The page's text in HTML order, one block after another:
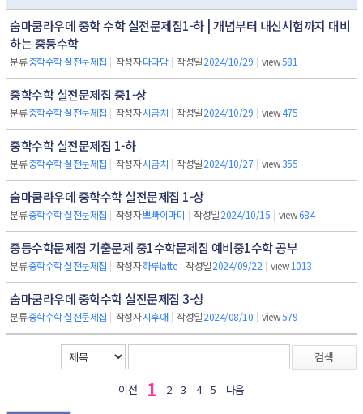
숨마쿰라우데 중학 수학 실전문제집1-하 | 개념부터 내신시험까지 대비
하는 중등수학
분류중학수학 실전문제집 | 작성자다다맘 | 작성일2024/10/29 | view581
중학수학 실전문제집 중1-상
분류중학수학 실전문제집 | 작성자시금치 | 작성일2024/10/29 | view475
중학수학 실전문제집 1-하
분류중학수학 실전문제집 | 작성자시금치 | 작성일2024/10/27 | view355
숨마쿰라우데 중학수학 실전문제집 1-상
분류중학수학 실전문제집 | 작성자뽀빠이마미 | 작성일2024/10/15 | view684
중등수학문제집 기출문제 중1수학문제집 예비중1수학 공부
분류중학수학 실전문제집 | 작성자하루latte | 작성일2024/09/22 | view1013
숨마쿰라우데 중학수학 실전문제집 3-상
분류중학수학 실전문제집 | 작성자시후애 | 작성일2024/08/10 | view579
검색
이전 1 2 3 4 5 다음